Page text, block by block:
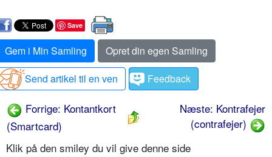
Save
Gem i Min Samling
Opret din egen Samling
Send artikel til en ven
Feedback
Forrige: Kontantkort
(Smartcard)
Næste: Kontrafejer
(contrafejer)
Klik på den smiley du vil give denne side